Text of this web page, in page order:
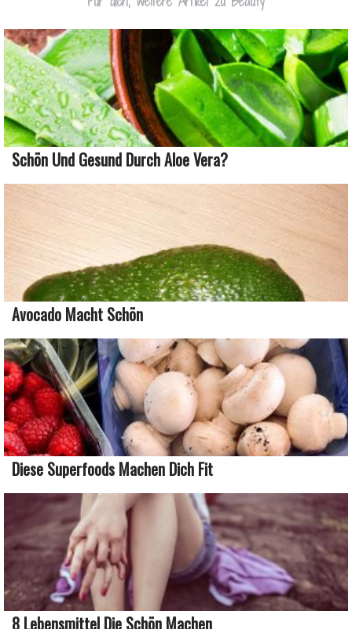
Schön Und Gesund Durch Aloe Vera?
Avocado Macht Schön
Diese Superfoods Machen Dich Fit
8 Lebensmittel Die Schön Machen